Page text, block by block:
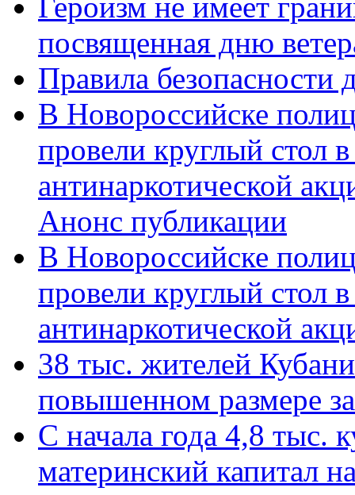
Героизм не имеет
посвященная дню
Правила безопасности
В Новороссийске
провели круглый стол
антинаркотической
Анонс публикации
В Новороссийске
провели круглый стол
антинаркотической
38 тыс. жителей
повышенном размере
С начала года 4,8 тыс.
материнский капитал